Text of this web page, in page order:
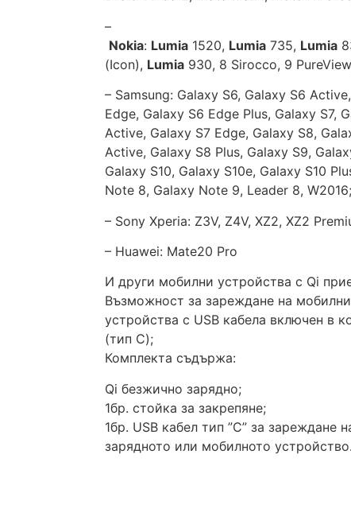
–
Nokia: Lumia 1520, Lumia 735, Lumia
(Icon), Lumia 930, 8 Sirocco, 9
– Samsung: Galaxy S6, Galaxy S6
Edge, Galaxy S6 Edge Plus, Galaxy S7,
Active, Galaxy S7 Edge, Galaxy S8,
Active, Galaxy S8 Plus, Galaxy S9,
Galaxy S10, Galaxy S10e, Galaxy S10
Note 8, Galaxy Note 9, Leader 8, W2016;
– Sony Xperia: Z3V, Z4V, XZ2, XZ2
– Huawei: Mate20 Pro
И други мобилни устройства с Qi
Възможност за зареждане на мобилни
устройства с USB кабела включен в
(тип C);
Комплекта съдържа:
Qi безжично зарядно;
1бр. стойкa за закрепяне;
1бр. USB кабел тип ”C” за зареждане
зарядното или мобилното устройство.